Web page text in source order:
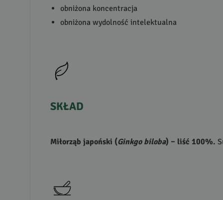
obniżona koncentracja
obniżona wydolność intelektualna
SKŁAD
Miłorząb japoński (Ginkgo biloba) – liść 100%.